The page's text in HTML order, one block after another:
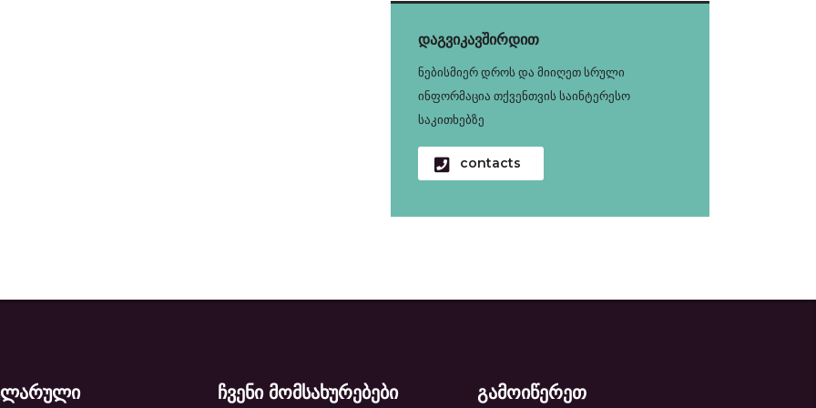
დაგვიკავშირდით
ნებისმიერ დროს და მიიღეთ სრული
ინფორმაცია თქვენთვის საინტერესო
საკითხებზე
contacts
ჩვენი მომსახურებები გამოიწერეთ